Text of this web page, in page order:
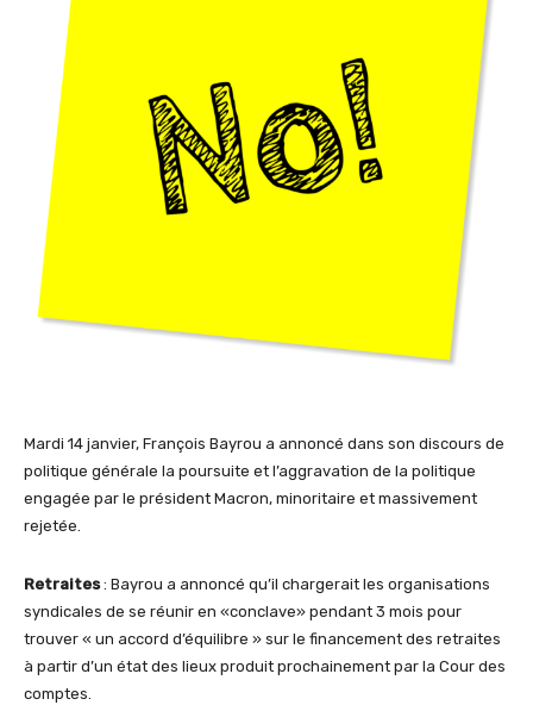
Mardi 14 janvier, François Bayrou a annoncé dans son discours de
politique générale la poursuite et l’aggravation de la politique
engagée par le président Macron, minoritaire et massivement
rejetée.
Retraites: Bayrou a annoncé qu’il chargerait les organisations
syndicales de se réunir en «conclave» pendant 3 mois pour
trouver « un accord d’équilibre » sur le financement des retraites
à partir d’un état des lieux produit prochainement par la Cour des
comptes.